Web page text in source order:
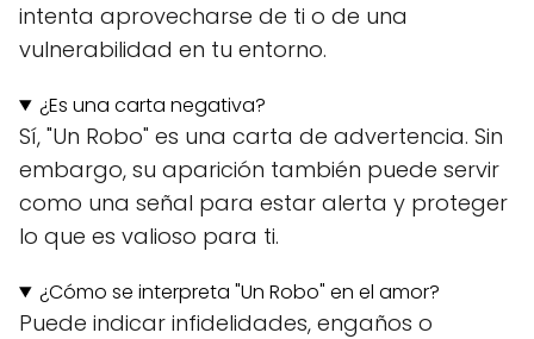
intenta aprovecharse de ti o de una
vulnerabilidad en tu entorno.
¿Es una carta negativa?
Sí, "Un Robo" es una carta de advertencia. Sin
embargo, su aparición también puede servir
como una señal para estar alerta y proteger
lo que es valioso para ti.
¿Cómo se interpreta "Un Robo" en el amor?
Puede indicar infidelidades, engaños o